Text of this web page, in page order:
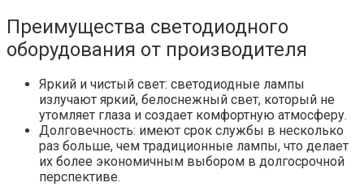
Преимущества светодиодного
оборудования от производителя
Яркий и чистый свет: светодиодные лампы
излучают яркий, белоснежный свет, который не
утомляет глаза и создает комфортную атмосферу.
Долговечность: имеют срок службы в несколько
раз больше, чем традиционные лампы, что делает
их более экономичным выбором в долгосрочной
перспективе.